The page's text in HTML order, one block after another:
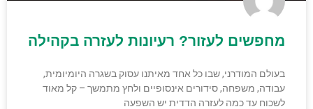
מחפשים לעזור? רעיונות לעזרה בקהילה
בעולם המודרני, שבו כל אחד מאיתנו עסוק בשגרה היומיומית,
עבודה, משפחה, סידורים אינסופיים ולחץ מתמשך – קל מאוד
לשכוח עד כמה לעזרה הדדית יש השפעה